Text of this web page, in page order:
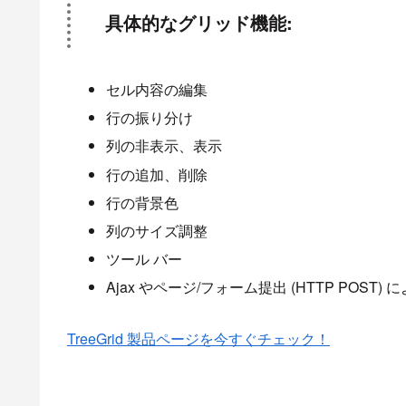
具体的なグリッド機能:
セル内容の編集
行の振り分け
列の非表示、表示
行の追加、削除
行の背景色
列のサイズ調整
ツール バー
Ajax やページ/フォーム提出 (HTTP POST)
TreeGrid 製品ページを今すぐチェック！